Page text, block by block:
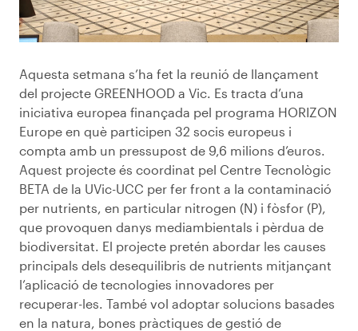
Aquesta setmana s’ha fet la reunió de llançament
del projecte GREENHOOD a Vic. Es tracta d’una
iniciativa europea finançada pel programa HORIZON
Europe en què participen 32 socis europeus i
compta amb un pressupost de 9,6 milions d’euros.
Aquest projecte és coordinat pel Centre Tecnològic
BETA de la UVic-UCC per fer front a la contaminació
per nutrients, en particular nitrogen (N) i fòsfor (P),
que provoquen danys mediambientals i pèrdua de
biodiversitat. El projecte pretén abordar les causes
principals dels desequilibris de nutrients mitjançant
l’aplicació de tecnologies innovadores per
recuperar-les. També vol adoptar solucions basades
en la natura, bones pràctiques de gestió de